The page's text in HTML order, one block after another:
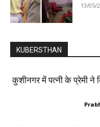
13/05/
KUBERSTHAN
कुशीनगर में पत्नी के प्रेमी ने